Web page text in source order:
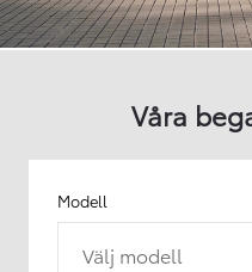
Våra
Modell
Välj modell